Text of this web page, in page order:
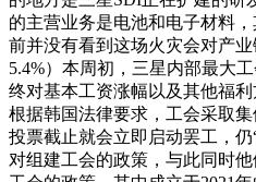
的主营业务是电池和电子材料
前并没有看到这场火灾会对产
5.4%）本周初，三星内部最大
终对基本工资涨幅以及其他福
根据韩国法律要求，工会采取
投票截止就会立即启动罢工，
对组建工会的政策，与此同时